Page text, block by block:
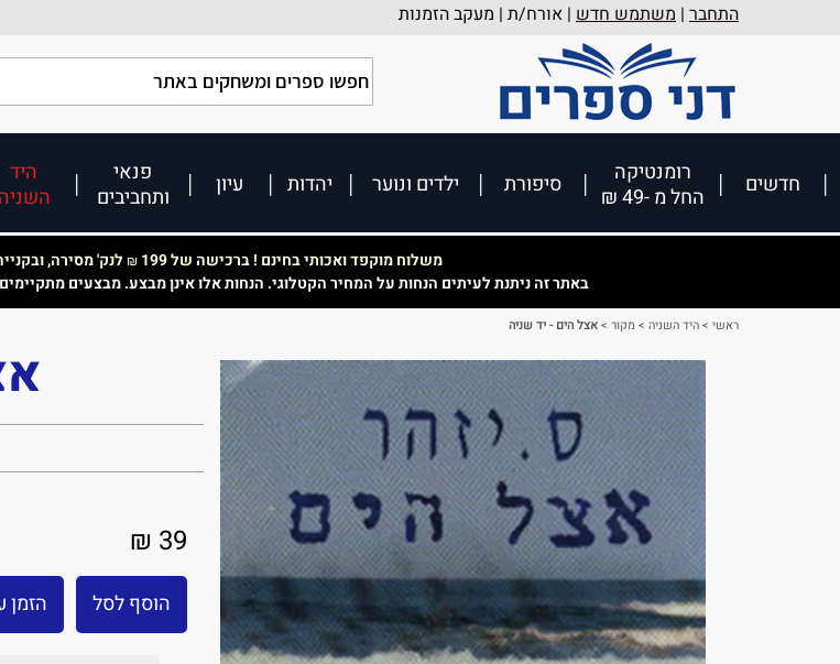
התחבר | משתמש חדש | אורח/ת | מעקב הזמנות
חדשים
רומנטיקה
החל מ -49 ₪
סיפורת ילדים ונוער יהדות עיון
פנאי
ותחביבים
היד
השניה
משלוח מוקפד ואכותי בחינם ! ברכישה של 199 ₪ לנק' מסירה, ובקנייה
באתר זה ניתנת לעיתים הנחות על המחיר הקטלוגי. הנחות אלו אינן מבצע. מבצעים
ראשי >היד השניה >מקור >אצל הים - יד שניה
39 ₪
הוסף לסל הזמן